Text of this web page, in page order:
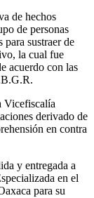
de hechos
de personas
para sustraer de
la cual fue
acuerdo con las
Vicefiscalía
derivado de
en contra
y entregada a
en el
para su